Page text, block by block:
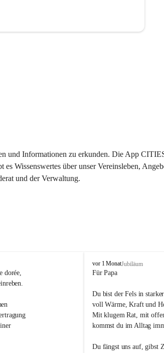
und Informationen zu erkunden. Die App
Wissenswertes über unser Vereinsleben,
und der Verwaltung.
dorée,
O
s
i
vor 1 MonatJubiläum
Für Papa
Du bist der Fels in
voll Wärme, Kraft und
Mit klugem Rat, mit
kommst du im Alltag
Du fängst uns auf, gibst